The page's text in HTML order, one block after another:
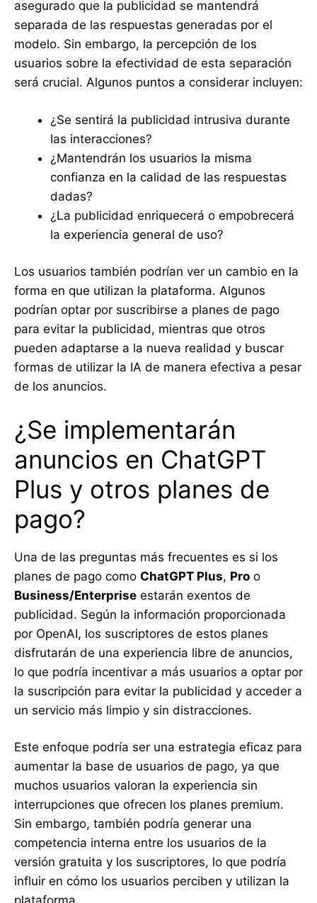
asegurado que la publicidad se mantendrá
separada de las respuestas generadas por el
modelo. Sin embargo, la percepción de los
usuarios sobre la efectividad de esta separación
será crucial. Algunos puntos a considerar incluyen:
¿Se sentirá la publicidad intrusiva durante
las interacciones?
¿Mantendrán los usuarios la misma
confianza en la calidad de las respuestas
dadas?
¿La publicidad enriquecerá o empobrecerá
la experiencia general de uso?
Los usuarios también podrían ver un cambio en la
forma en que utilizan la plataforma. Algunos
podrían optar por suscribirse a planes de pago
para evitar la publicidad, mientras que otros
pueden adaptarse a la nueva realidad y buscar
formas de utilizar la IA de manera efectiva a pesar
de los anuncios.
¿Se implementarán
anuncios en ChatGPT
Plus y otros planes de
pago?
Una de las preguntas más frecuentes es si los
planes de pago como ChatGPT Plus, Pro o
Business/Enterprise estarán exentos de
publicidad. Según la información proporcionada
por OpenAI, los suscriptores de estos planes
disfrutarán de una experiencia libre de anuncios,
lo que podría incentivar a más usuarios a optar por
la suscripción para evitar la publicidad y acceder a
un servicio más limpio y sin distracciones.
Este enfoque podría ser una estrategia eficaz para
aumentar la base de usuarios de pago, ya que
muchos usuarios valoran la experiencia sin
interrupciones que ofrecen los planes premium.
Sin embargo, también podría generar una
competencia interna entre los usuarios de la
versión gratuita y los suscriptores, lo que podría
influir en cómo los usuarios perciben y utilizan la